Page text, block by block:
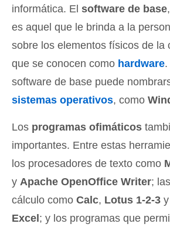
informática. El software de base
es aquel que le brinda a la
sobre los elementos físicos de la
que se conocen como hardware.
software de base puede
sistemas operativos, como
Los programas ofimáticos
importantes. Entre estas
los procesadores de texto como
y Apache OpenOffice Writer;
cálculo como Calc, Lotus 1-2-3 y
Excel ; y los programas que